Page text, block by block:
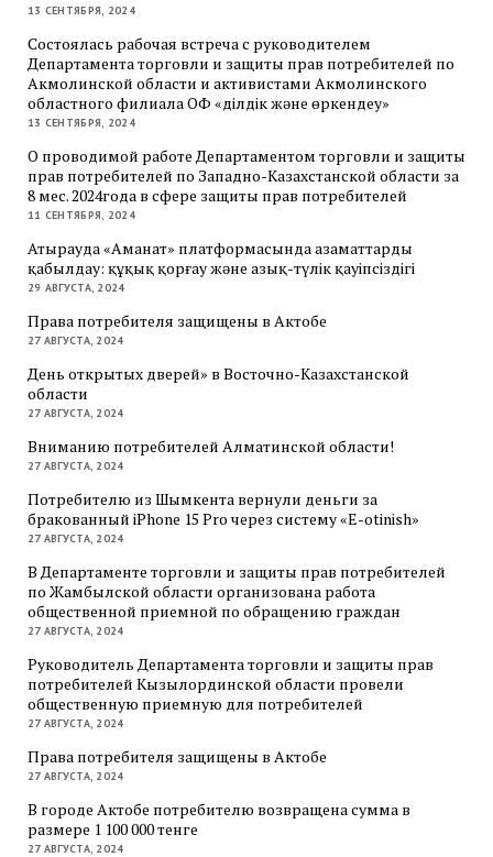
13 СЕНТЯБРЯ, 2024
Состоялась рабочая встреча с руководителем
Департамента торговли и защиты прав потребителей по
Акмолинской области и активистами Акмолинского
областного филиала ОФ «Әділдік және өркендеу»
13 СЕНТЯБРЯ, 2024
О проводимой работе Департаментом торговли и защиты
прав потребителей по Западно-Казахстанской области за
8 мес. 2024года в сфере защиты прав потребителей
11 СЕНТЯБРЯ, 2024
Атырауда «Аманат» платформасында азаматтарды
қабылдау: құқық қорғау және азық-түлік қауіпсіздігі
29 АВГУСТА, 2024
Права потребителя защищены в Актобе
27 АВГУСТА, 2024
День открытых дверей» в Восточно-Казахстанской
области
27 АВГУСТА, 2024
Вниманию потребителей Алматинской области!
27 АВГУСТА, 2024
Потребителю из Шымкента вернули деньги за
бракованный iPhone 15 Pro через систему «E-otinish»
27 АВГУСТА, 2024
В Департаменте торговли и защиты прав потребителей
по Жамбылской области организована работа
общественной приемной по обращению граждан
27 АВГУСТА, 2024
Руководитель Департамента торговли и защиты прав
потребителей Кызылординской области провели
общественную приемную для потребителей
27 АВГУСТА, 2024
Права потребителя защищены в Актобе
27 АВГУСТА, 2024
В городе Актобе потребителю возвращена сумма в
размере 1 100 000 тенге
27 АВГУСТА, 2024